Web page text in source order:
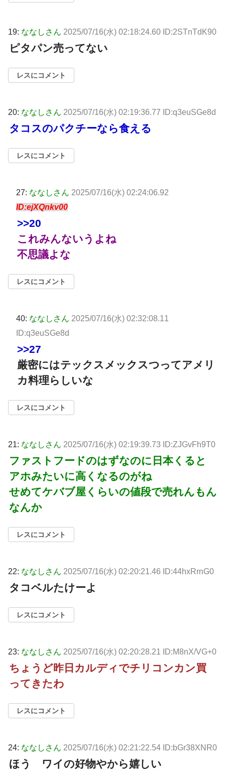
19: ななしさん 2025/07/16(水) 02:18:24.60 ID:2STnTdK90
ピタパン売ってない
レスにコメント
20: ななしさん 2025/07/16(水) 02:19:36.77 ID:q3euSGe8d
タコスのパクチーなら食える
レスにコメント
27: ななしさん 2025/07/16(水) 02:24:06.92
ID:ejXQnkv00
>>20
これみんないうよね
不思議よな
レスにコメント
40: ななしさん 2025/07/16(水) 02:32:08.11
ID:q3euSGe8d
>>27
厳密にはテックスメックスつってアメリ
カ料理らしいな
レスにコメント
21: ななしさん 2025/07/16(水) 02:19:39.73 ID:ZJGvFh9T0
ファストフードのはずなのに日本くると
アホみたいに高くなるのがね
せめてケバブ屋くらいの値段で売れんもん
なんか
レスにコメント
22: ななしさん 2025/07/16(水) 02:20:21.46 ID:44hxRrnG0
タコベルたけーよ
レスにコメント
23: ななしさん 2025/07/16(水) 02:20:28.21 ID:M8nX/VG+0
ちょうど昨日カルディでチリコンカン買
ってきたわ
レスにコメント
24: ななしさん 2025/07/16(水) 02:21:22.54 ID:bGr38XNR0
ほう ワイの好物やから嬉しい